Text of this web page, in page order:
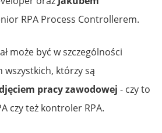
RPA Process Controllerem.
może być w szczególności
którzy są
pracy zawodowej - czy to
czy też kontroler RPA.